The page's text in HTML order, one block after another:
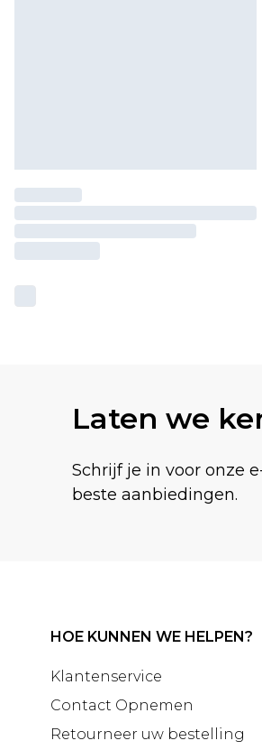
Laten we
Schrijf je in voor onze
beste aanbiedingen.
HOE KUNNEN WE HELPEN?
Klantenservice
Contact Opnemen
Retourneer uw bestelling